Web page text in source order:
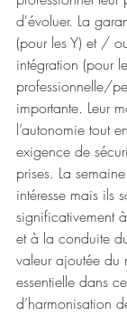
d'évoluer. La
(pour les Y) et /
intégration (pour
professionnelle/
importante. Leur
l’autonomie tout
exigence de
prises. La
intéresse mais ils
significativement
et à la conduite
valeur ajoutée du
essentielle dans
d’harmonisation